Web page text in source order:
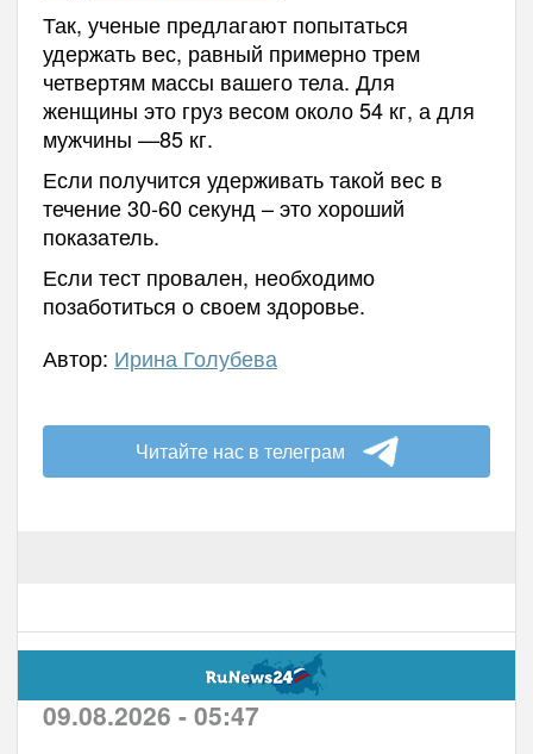
Так, ученые предлагают попытаться
удержать вес, равный примерно трем
четвертям массы вашего тела. Для
женщины это груз весом около 54 кг, а для
мужчины —85 кг.
Если получится удерживать такой вес в
течение 30-60 секунд – это хороший
показатель.
Если тест провален, необходимо
позаботиться о своем здоровье.
Автор: Ирина Голубева
Читайте нас в телеграм
09.08.2026 - 05:47